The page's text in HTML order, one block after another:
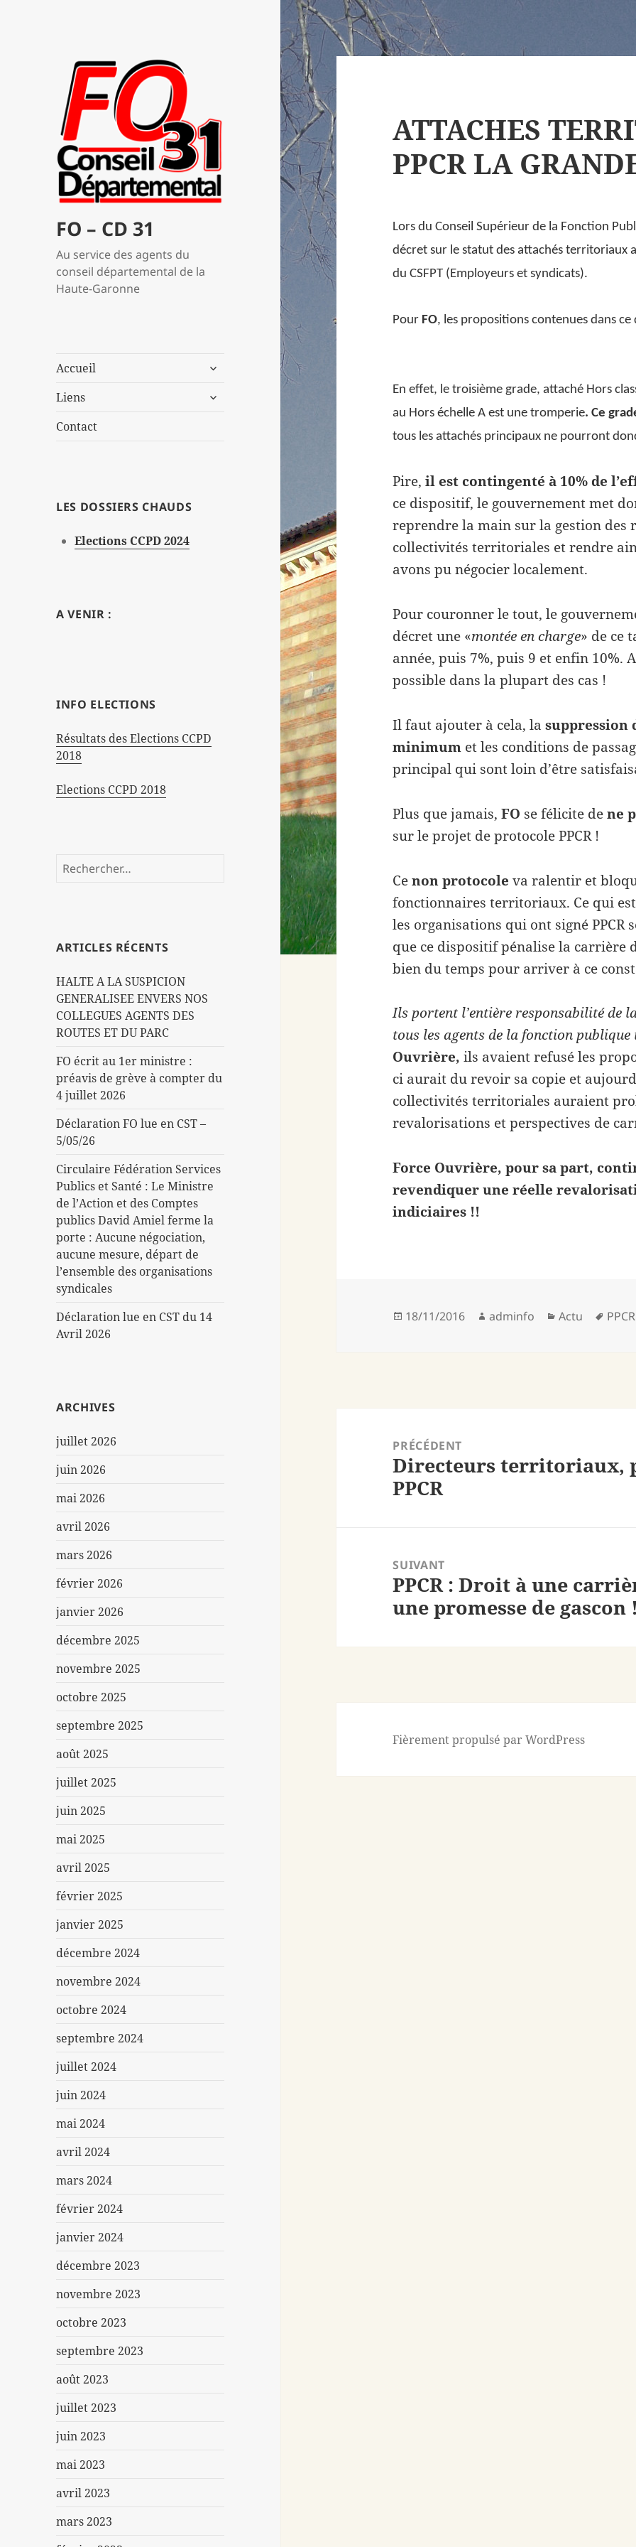
FO – CD 31
Au service des agents du
conseil départemental de la
Haute-Garonne
Accueil
ouvrir
sous-
Liens
ouvrir
Contact
LES DOSSIERS CHAUDS
Elections CCPD 2024
A VENIR :
INFO ELECTIONS
Résultats des Elections CCPD
2018
Elections CCPD 2018
Rechercher :
ARTICLES RÉCENTS
HALTE A LA SUSPICION
GENERALISEE ENVERS NOS
COLLEGUES AGENTS DES
ROUTES ET DU PARC
FO écrit au 1er ministre :
préavis de grève à compter du
4 juillet 2026
Déclaration FO lue en CST –
5/05/26
Circulaire Fédération Services
Publics et Santé : Le Ministre
de l’Action et des Comptes
publics David Amiel ferme la
porte : Aucune négociation,
aucune mesure, départ de
l’ensemble des organisations
syndicales
Déclaration lue en CST du 14
Avril 2026
ARCHIVES
juillet 2026
juin 2026
mai 2026
avril 2026
mars 2026
février 2026
janvier 2026
décembre 2025
novembre 2025
octobre 2025
septembre 2025
août 2025
juillet 2025
juin 2025
mai 2025
avril 2025
février 2025
janvier 2025
décembre 2024
novembre 2024
octobre 2024
septembre 2024
juillet 2024
juin 2024
mai 2024
avril 2024
mars 2024
février 2024
janvier 2024
décembre 2023
novembre 2023
octobre 2023
septembre 2023
août 2023
juillet 2023
juin 2023
mai 2023
avril 2023
mars 2023
ATTACHES
PPCR LA
Lors du Conseil Supérieur de la Fonction
décret sur le statut des attachés territoriaux
du CSFPT (Employeurs et syndicats).
Pour FO, les propositions contenues dans
En effet, le troisième grade, attaché Hors
au Hors échelle A est une tromperie. Ce
tous les attachés principaux ne pourront
Pire,il est contingenté à 10% de
ce dispositif, le gouvernement met
reprendre la main sur la gestion des
collectivités territoriales et rendre
avons pu négocier localement.
Pour couronner le tout, le
décret une «montée en charge» de ce
année, puis 7%, puis 9 et enfin 10%.
possible dans la plupart des cas !
Il faut ajouter à cela, lasuppression
minimum et les conditions de
principal qui sont loin d’être
Plus que jamais,FO se félicite dene
sur le projet de protocole PPCR !
Cenon protocole va ralentir et
fonctionnaires territoriaux. Ce qui
les organisations qui ont signé
que ce dispositif pénalise la carrière
bien du temps pour arriver à ce
Ils portent l’entière responsabilité de
tous les agents de la fonction
Ouvrière, ils avaient refusé les
ci aurait du revoir sa copie et
collectivités territoriales auraient
revalorisations et perspectives de
Force Ouvrière, pour sa part,
revendiquer une réelle
indiciaires !!
Publié
18/11/2016 Auteur
adminfo Catégories
Actu PPCR
PRÉCÉDENT
Article
précédent :
Directeurs territoriaux,
PPCR
SUIVANT
Article
suivant :
PPCR : Droit à une
une promesse de gascon
Fièrement propulsé par WordPress